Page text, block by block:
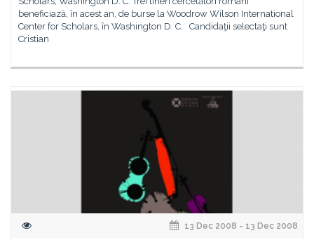
beneficiază, în acest an, de burse la Woodrow Wilson International
Center for Scholars, în Washington D. C. Candidaţii selectaţi sunt
Cristian
13 Dec 2008 - 13 Dec 2008